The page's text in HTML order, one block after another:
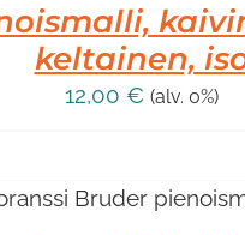
keltainen,
12,00 € (alv. 0%)